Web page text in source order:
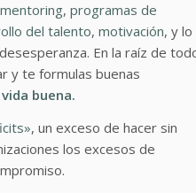
, programas de
del talento, motivación, y lo
En la raíz de
y te formulas buenas
buena.
, un exceso de hacer sin
los excesos de